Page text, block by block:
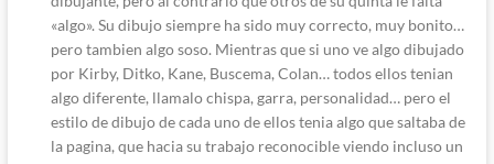
«algo». Su dibujo siempre ha sido muy correcto, muy bonito…
pero tambien algo soso. Mientras que si uno ve algo dibujado
por Kirby, Ditko, Kane, Buscema, Colan… todos ellos tenian
algo diferente, llamalo chispa, garra, personalidad… pero el
estilo de dibujo de cada uno de ellos tenia algo que saltaba de
la pagina, que hacia su trabajo reconocible viendo incluso un